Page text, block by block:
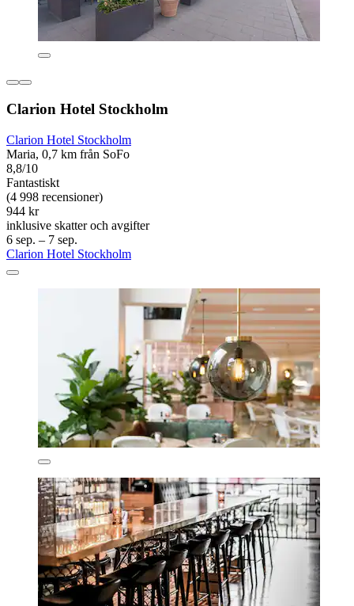
Clarion Hotel Stockholm
Clarion Hotel Stockholm
Maria, 0,7 km från SoFo
8,8/10
Fantastiskt
(4 998 recensioner)
944 kr
inklusive skatter och avgifter
6 sep. – 7 sep.
Clarion Hotel Stockholm